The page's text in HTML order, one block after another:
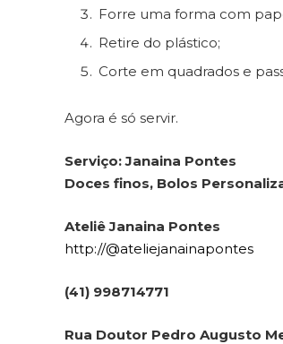
Forre uma forma com
Retire do plástico;
Corte em quadrados e
Agora é só servir.
Serviço: Janaina Pontes
Doces finos, Bolos
Ateliê Janaina Pontes
http://@ateliejanainapontes
(41) 998714771
Rua Doutor Pedro Augusto